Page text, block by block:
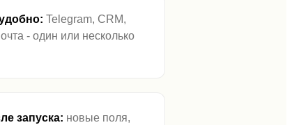
Telegram, CRM,
- один или несколько
запуска: новые поля,